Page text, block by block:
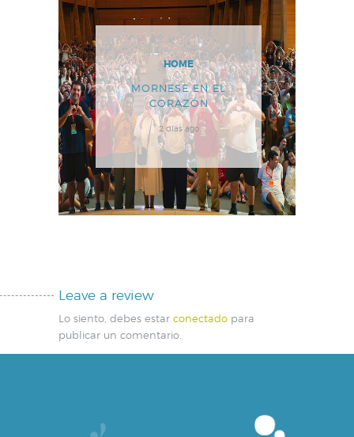
HOME
MORNESE EN EL
CORAZÓN
2 días ago
Leave a review
Lo siento, debes estar conectado para
publicar un comentario.